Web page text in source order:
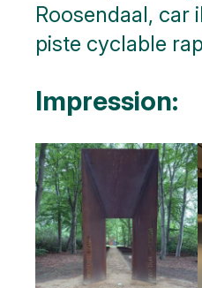
Roosendaal, car
piste cyclable
Impression: